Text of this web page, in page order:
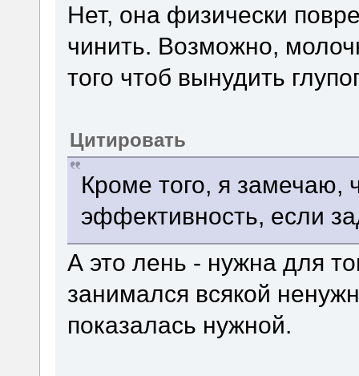
Нет, она физически
чинить. Возможно,
того чтоб вынудить
Цитировать
Кроме того, я замечаю,
эффективность, если
А это лень - нужна для
занимался всякой
показалась нужной.